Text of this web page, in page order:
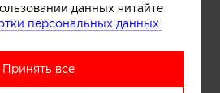
Информация
данных читайте
персональных данных.
Принять все